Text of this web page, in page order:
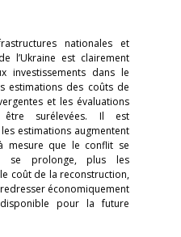
nationales et
l’Ukraine est clairement
dans le
estimations des coûts de
et les évaluations
être surélevées. Il est
estimations augmentent
mesure que le conflit se
se prolonge, plus les
coût de la reconstruction,
économiquement
pour la future